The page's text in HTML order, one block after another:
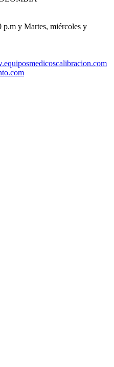
p.m y Martes, miércoles y